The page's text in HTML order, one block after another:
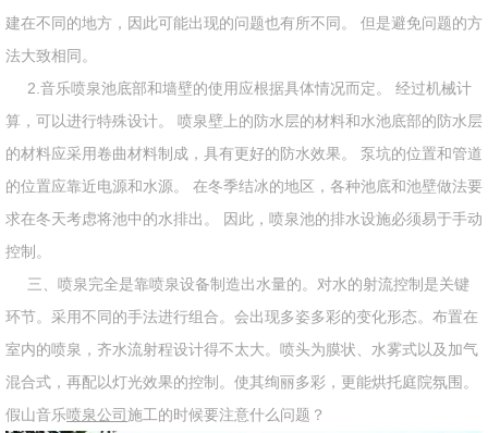
建在不同的地方，因此可能出现的问题也有所不同。 但是避免问题的方
法大致相同。
2.音乐喷泉池底部和墙壁的使用应根据具体情况而定。 经过机械计
算，可以进行特殊设计。 喷泉壁上的防水层的材料和水池底部的防水层
的材料应采用卷曲材料制成，具有更好的防水效果。 泵坑的位置和管道
的位置应靠近电源和水源。 在冬季结冰的地区，各种池底和池壁做法要
求在冬天考虑将池中的水排出。 因此，喷泉池的排水设施必须易于手动
控制。
三、喷泉完全是靠喷泉设备制造出水量的。对水的射流控制是关键
环节。采用不同的手法进行组合。会出现多姿多彩的变化形态。布置在
室内的喷泉，齐水流射程设计得不太大。喷头为膜状、水雾式以及加气
混合式，再配以灯光效果的控制。使其绚丽多彩，更能烘托庭院氛围。
假山音乐喷泉公司施工的时候要注意什么问题？